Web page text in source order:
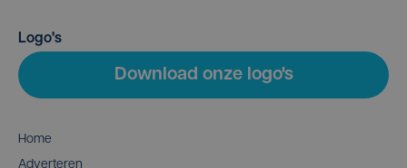
Logo's
Download onze logo's
Home
Adverteren